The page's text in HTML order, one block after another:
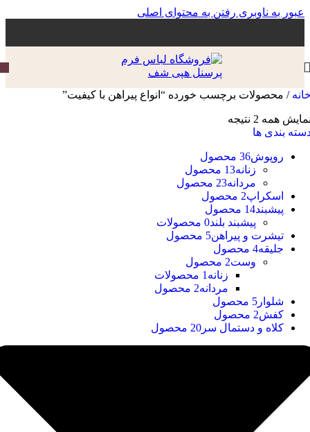
عبور به ناوبری رفتن به محتوای اصلی
/ محصولات برچسب خورده “انواع پیراهن با کیفیت”
همه 2 نتیجه
بندی ها
روپوش36 محصول
زنانه13 محصول
مردانه23 محصول
اسکراپ2 محصول
پیشبند14 محصول
پیشبند بلند0 محصولات
تیشرت و پیراهن5 محصول
جلیقه4 محصول
وست2 محصول
زنانه 1 محصولات
مردانه2 محصول
شلوار 5 محصول
کفش2 محصول
کلاه و دستمال سر 20 محصول